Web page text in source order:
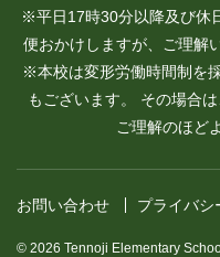
※平日17時30分以降及び休
便おかけしますが、ご理解
※本校は変形労働時間制を
もございます。 その場合
ご理解のほど
お問い合わせ プライバシ
© 2026 Tennoji Elementary